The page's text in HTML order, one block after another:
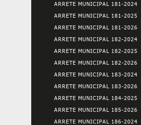
ARRETE MUNICIPAL 181-2024
ARRETE MUNICIPAL 181-2025
ARRETE MUNICIPAL 181-2026
ARRETE MUNICIPAL 182-2024
ARRETE MUNICIPAL 182-2025
ARRETE MUNICIPAL 182-2026
ARRETE MUNICIPAL 183-2024
ARRETE MUNICIPAL 183-2026
ARRETE MUNICIPAL 184-2025
ARRETE MUNICIPAL 185-2026
ARRETE MUNICIPAL 186-2024